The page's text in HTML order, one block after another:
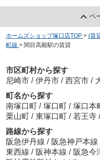
ペ
ホームズショップ塚口店TOP > (賃
町線 > 関目高殿駅の賃貸
市区町村から探す
尼崎市 / 伊丹市 / 西宮市 /
町名から探す
南塚口町 / 塚口町 / 塚口本
栗山町 / 東塚口町 / 若王寺 /
路線から探す
阪急伊丹線 / 阪急神戸本線
東西線 / 阪神本線 / 阪急今